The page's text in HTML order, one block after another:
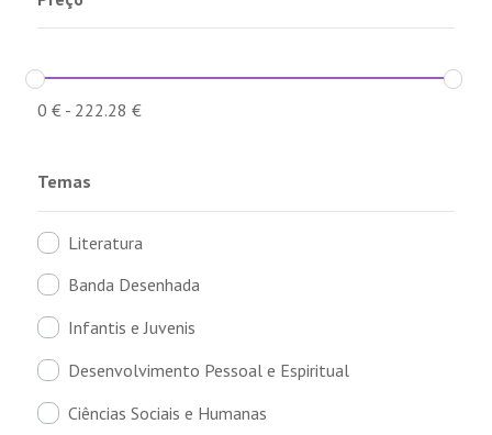
0 €- 222.28 €
Temas
Literatura
Banda Desenhada
Infantis e Juvenis
Desenvolvimento Pessoal e Espiritual
Ciências Sociais e Humanas